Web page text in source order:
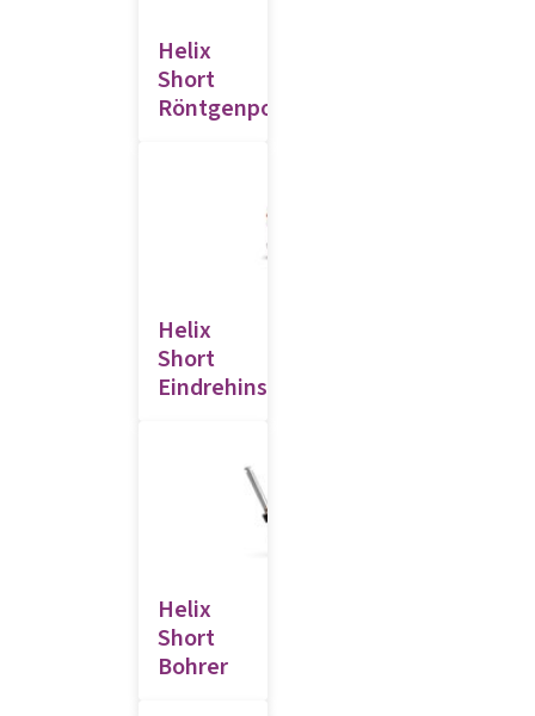
Helix
Short
Röntgenposition
Helix
Short
Eindrehinstrumente
Helix
Short
Bohrer